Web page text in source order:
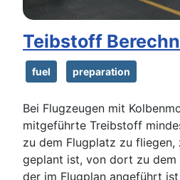
Teibstoff
fuel preparation
Bei Flugzeugen mit
mitgeführte Treibstoff
zu dem Flugplatz zu fliegen,
geplant ist, von dort zu dem
der im Flugplan angeführt